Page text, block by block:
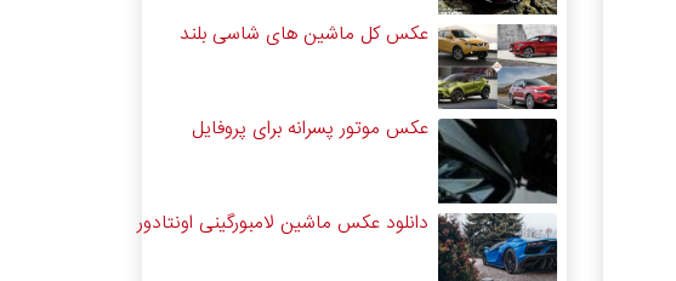
عکس کل ماشین های شاسی بلند
عکس موتور پسرانه برای پروفایل
دانلود عکس ماشین لامبورگینی اونتادور